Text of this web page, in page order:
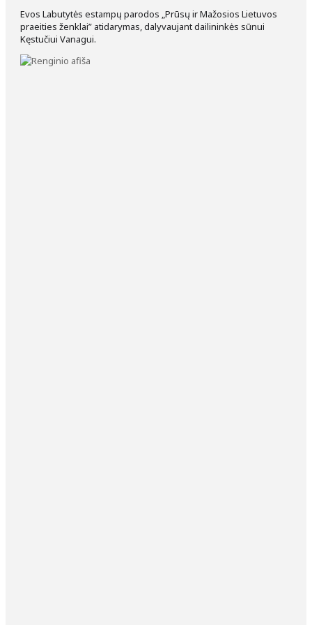
Evos Labutytės estampų parodos „Prūsų ir Mažosios Lietuvos
praeities ženklai” atidarymas, dalyvaujant dailininkės sūnui
Kęstučiui Vanagui.